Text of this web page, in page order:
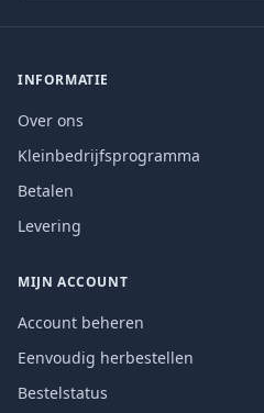
INFORMATIE
Over ons
Kleinbedrijfsprogramma
Betalen
Levering
MIJN ACCOUNT
Account beheren
Eenvoudig herbestellen
Bestelstatus